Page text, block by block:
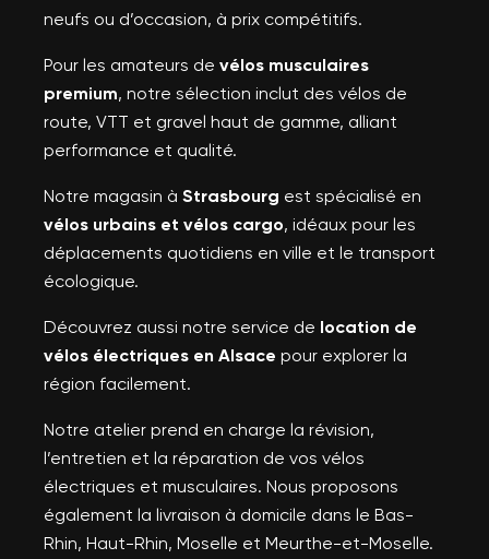
Créer une liste d'envies
Nom de la liste d'envies
Annuler
Créer une liste d'envies
((modalTitle))
((cancelText))
((modalDeleteText))
Connexion
Vous devez être connecté pour ajouter des produits à
Connexion
neufs ou d’occasion, à prix compétitifs.
Pour les amateurs de vélos musculaires
premium, notre sélection inclut des vélos de
route, VTT et gravel haut de gamme, alliant
performance et qualité.
Notre magasin à Strasbourg est spécialisé en
vélos urbains et vélos cargo, idéaux pour les
déplacements quotidiens en ville et le transport
écologique.
Découvrez aussi notre service de location de
vélos électriques en Alsace pour explorer la
région facilement.
Notre atelier prend en charge la révision,
l’entretien et la réparation de vos vélos
électriques et musculaires. Nous proposons
également la livraison à domicile dans le Bas-
Rhin, Haut-Rhin, Moselle et Meurthe-et-Moselle.